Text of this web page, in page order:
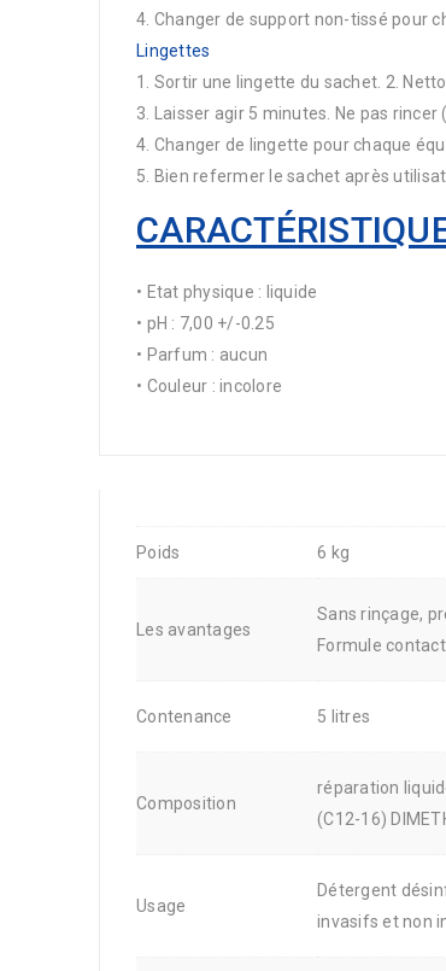
4. Changer de support non-tissé pour
Lingettes
1. Sortir une lingette du sachet. 2.
3. Laisser agir 5 minutes. Ne pas
4. Changer de lingette pour chaque
5. Bien refermer le sachet après
• Etat physique : liquide
• pH : 7,00 +/-0.25
• Parfum : aucun
• Couleur : incolore
Poids 6 kg
Les avantages
Sans rinçage,
Formule
Contenance 5 litres
Composition
réparation
(C12-16)
Usage
Détergent
invasifs et non